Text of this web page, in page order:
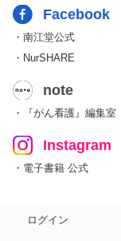
Facebook
・南江堂公式
・NurSHARE
note
・『がん看護』編集室
Instagram
・電子書籍 公式
ログイン